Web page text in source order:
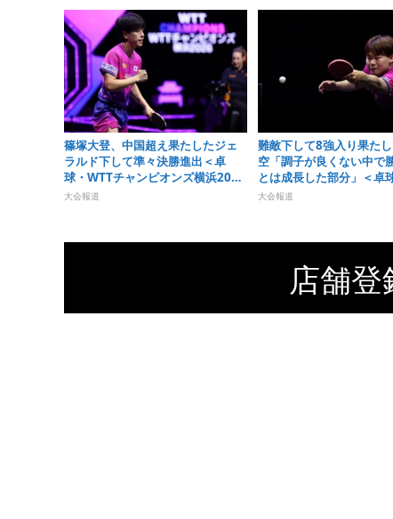
篠塚大登、中国超え果たしたジェ
ラルド下して準々決勝進出＜卓
球・WTTチャンピオンズ横浜2026
＞
大会報道
難敵下して8強入り果た
空「調子が良くない中で
とは成長した部分」＜卓
チャンピオンズ横浜2026＞
大会報道
店舗